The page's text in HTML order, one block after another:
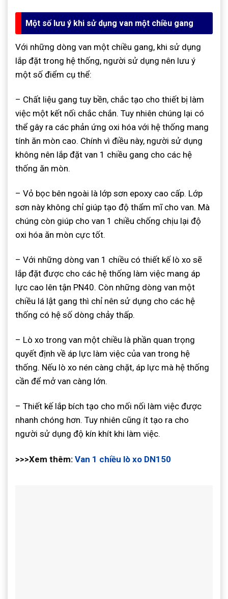
Một số lưu ý khi sử dụng van một chiều gang
Với những dòng van một chiều gang, khi sử dụng
lắp đặt trong hệ thống, người sử dụng nên lưu ý
một số điểm cụ thể:
– Chất liệu gang tuy bền, chắc tạo cho thiết bị làm
việc một kết nối chắc chắn. Tuy nhiên chúng lại có
thể gây ra các phản ứng oxi hóa với hệ thống mang
tính ăn mòn cao. Chính vì điều này, người sử dụng
không nên lắp đặt van 1 chiều gang cho các hệ
thống ăn mòn.
– Vỏ bọc bên ngoài là lớp sơn epoxy cao cấp. Lớp
sơn này không chỉ giúp tạo độ thẩm mĩ cho van. Mà
chúng còn giúp cho van 1 chiều chống chịu lại độ
oxi hóa ăn mòn cực tốt.
– Với những dòng van 1 chiều có thiết kế lò xo sẽ
lắp đặt được cho các hệ thống làm việc mang áp
lực cao lên tận PN40. Còn những dòng van một
chiều lá lật gang thì chỉ nên sử dụng cho các hệ
thống có hệ số dòng chảy thấp.
– Lò xo trong van một chiều là phần quan trọng
quyết định về áp lực làm việc của van trong hệ
thống. Nếu lò xo nén càng chặt, áp lực mà hệ thống
cần để mở van càng lớn.
– Thiết kế lắp bích tạo cho mối nối làm việc được
nhanh chóng hơn. Tuy nhiên cũng ít tạo ra cho
người sử dụng độ kín khít khi làm việc.
>>>Xem thêm: Van 1 chiều lò xo DN150